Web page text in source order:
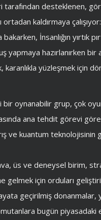
tarafından desteklenen,
kaldırmaya
İnsanlığın yırtık
yapmaya hazırlanırken
yüzleşmek için
bir oynanabilir grup, çok
ana tehdit görevi
ve kuantum teknolojisinin
üs ve deneysel birim,
gelmek için orduları
geçirilmiş
bugün piyasadaki